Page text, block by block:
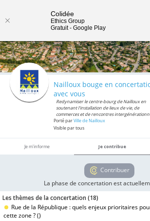
Nailloux bouge en
avec vous
Redynamiser le centre-bourg de Nailloux en
soutenant l'installation de lieux de vie, de
commerces et de rencontres
Porté parVille de Nailloux
Visible par tous
Je m'informe Je contribue
Contribuer
La phase de concertation est
Les thèmes de la concertation (18)
Rue de la République : quels enjeux prioritaires
cette zone ? ()
Colidée
Ethics Group
Gratuit - Google Play